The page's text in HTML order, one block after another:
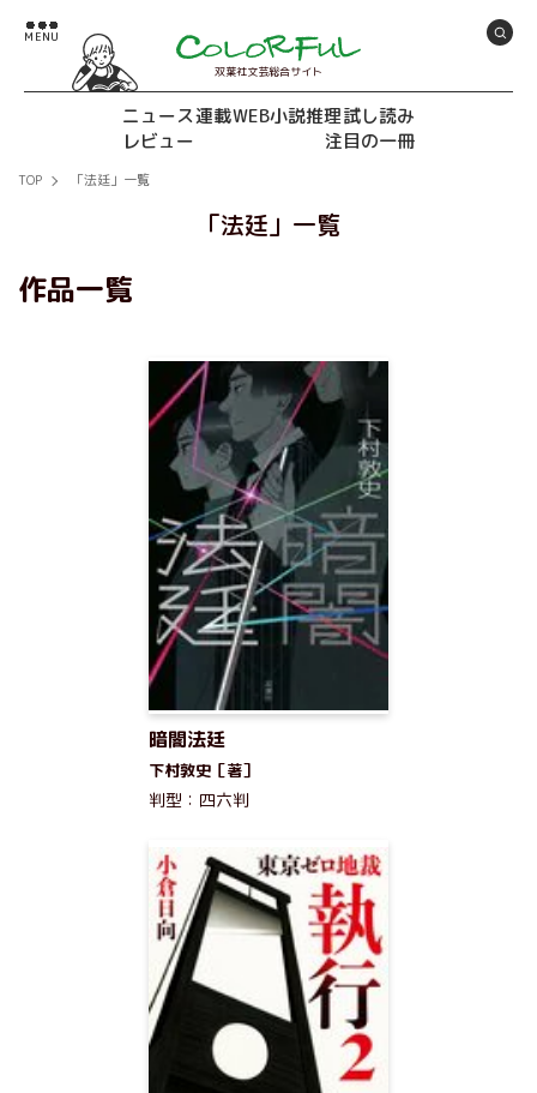
双葉社文芸総合サイト
ニュース連載WEB小説推理試し読み
レビュー
注目の一冊
TOP 「法廷」一覧
「法廷」一覧
作品一覧
暗闇法廷
下村敦史［著］
判型：四六判